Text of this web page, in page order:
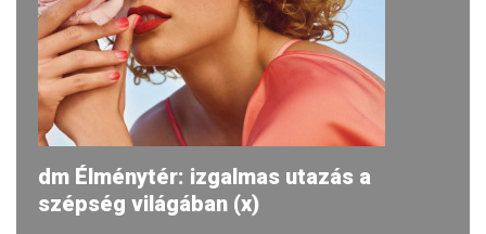
dm Élménytér: izgalmas utazás a
szépség világában (x)